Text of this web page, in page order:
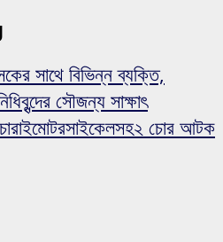
সাথে বিভিন্ন ব্যক্তি,
সৌজন্য সাক্ষাৎ
চোর আটক